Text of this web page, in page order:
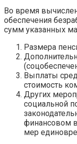
Во время
обеспечения
сумм указанных
Размера
Выплаты
стоимость
Других
социальной
финансовом
мер